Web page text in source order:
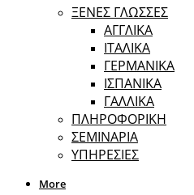
ΞΕΝΕΣ ΓΛΩΣΣΕΣ
ΑΓΓΛΙΚΑ
ΙΤΑΛΙΚΑ
ΓΕΡΜΑΝΙΚΑ
ΙΣΠΑΝΙΚΑ
ΓΑΛΛΙΚΑ
ΠΛΗΡΟΦΟΡΙΚΗ
ΣΕΜΙΝΑΡΙΑ
ΥΠΗΡΕΣΙΕΣ
More